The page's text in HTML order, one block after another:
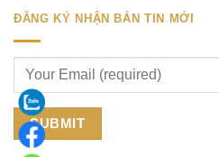
ĐĂNG KÝ NHẬN BẢN TIN MỚI